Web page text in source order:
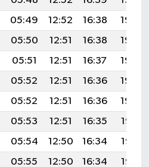
05:49 12:52 16:38
19:44
05:50 12:51 16:38
19:43
05:51 12:51 16:37
19:42
05:52 12:51 16:36
19:40
05:52 12:51 16:36
19:39
05:53 12:51 16:35
19:38
05:54 12:50 16:34
19:36
05:55 12:50 16:34 19:35